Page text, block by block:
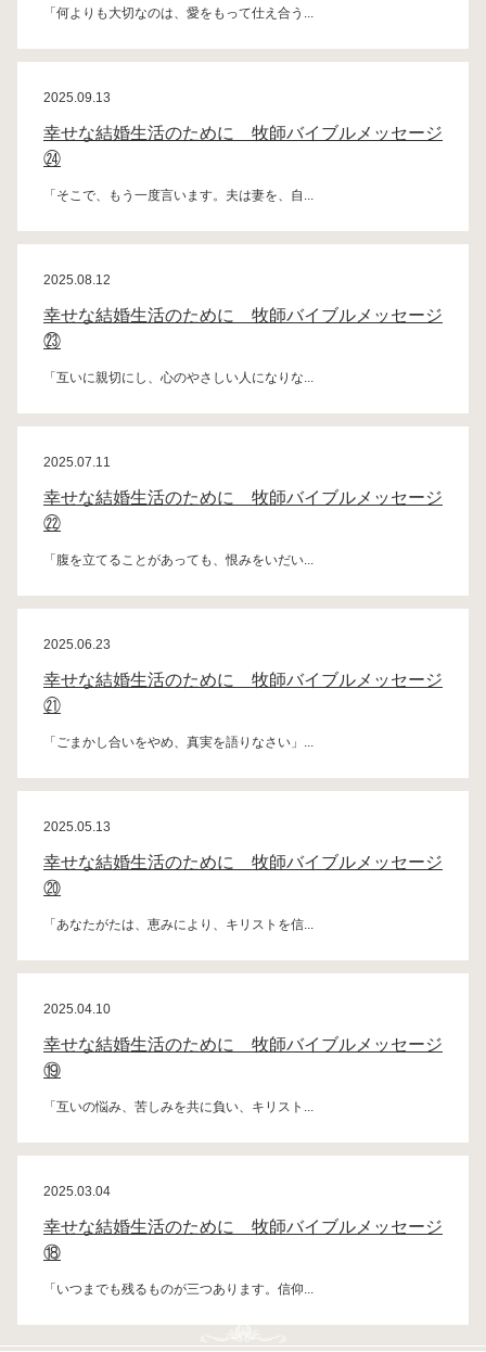
「何よりも大切なのは、愛をもって仕え合う...
2025.09.13
幸せな結婚生活のために 牧師バイブルメッセージ
㉔
「そこで、もう一度言います。夫は妻を、自...
2025.08.12
幸せな結婚生活のために 牧師バイブルメッセージ
㉓
「互いに親切にし、心のやさしい人になりな...
2025.07.11
幸せな結婚生活のために 牧師バイブルメッセージ
㉒
「腹を立てることがあっても、恨みをいだい...
2025.06.23
幸せな結婚生活のために 牧師バイブルメッセージ
㉑
「ごまかし合いをやめ、真実を語りなさい」...
2025.05.13
幸せな結婚生活のために 牧師バイブルメッセージ
⑳
「あなたがたは、恵みにより、キリストを信...
2025.04.10
幸せな結婚生活のために 牧師バイブルメッセージ
⑲
「互いの悩み、苦しみを共に負い、キリスト...
2025.03.04
幸せな結婚生活のために 牧師バイブルメッセージ
⑱
「いつまでも残るものが三つあります。信仰...